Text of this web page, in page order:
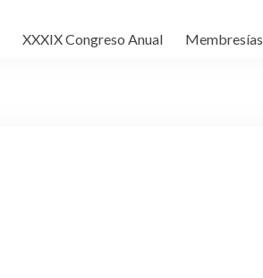
XXXIX Congreso Anual Membresías